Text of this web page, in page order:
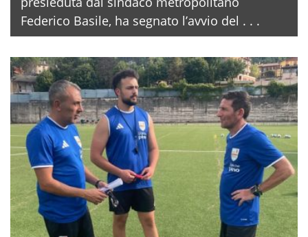
Federico Basile, ha segnato l’avvio del . . .